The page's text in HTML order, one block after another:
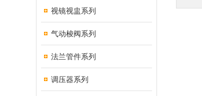
视镜视盅系列
气动梭阀系列
法兰管件系列
调压器系列